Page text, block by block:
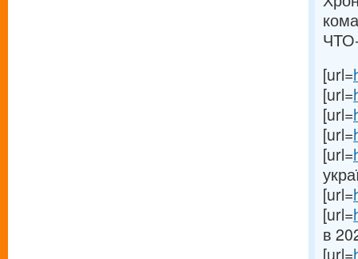
[url=
[url=
[url=
[url=
[url=
[url=
[url=
в
[url=